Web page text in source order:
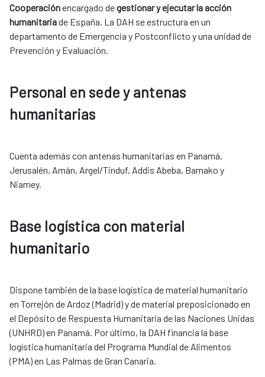
Cooperaciónencargado degestionar y ejecutar la acción
humanitariade España. La DAH se estructura en un
departamento de Emergencia y Postconflicto y una unidad de
Prevención y Evaluación.
Personal en sede y antenas
humanitarias
Cuenta además con antenas humanitarias en Panamá,
Jerusalén, Amán, Argel/Tinduf, Addis Abeba, Bamako y
Niamey.
Base logística con material
humanitario
Dispone también de la base logística de material humanitario
en Torrejón de Ardoz (Madrid) y de material preposicionado en
el Depósito de Respuesta Humanitaria de las Naciones Unidas
(UNHRD) en Panamá. Por último, la DAH financia la base
logística humanitaria del Programa Mundial de Alimentos
(PMA) en Las Palmas de Gran Canaria. ​​​​​​​